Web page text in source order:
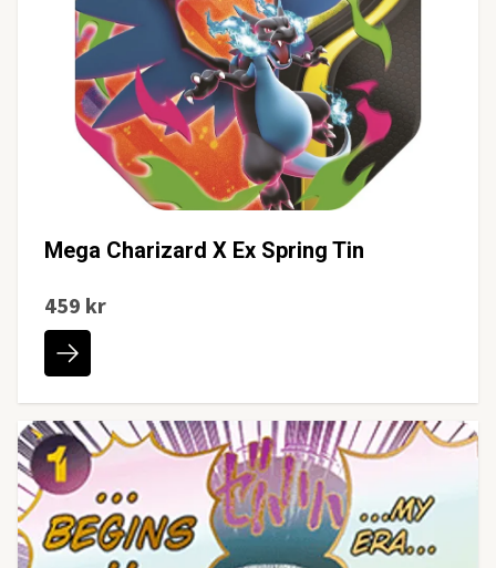
Mega Charizard X Ex Spring Tin
459 kr